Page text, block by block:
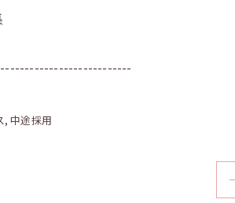
中途採用